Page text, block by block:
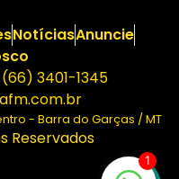
NotíciasAnuncie
(66) 3401-1345
- Barra do Garças / MT
Reservados
1